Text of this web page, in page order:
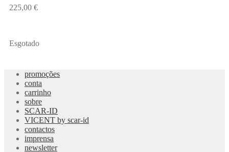
225,00 €
Esgotado
promoções
conta
carrinho
sobre
SCAR-ID
VICENT by scar-id
contactos
imprensa
newsletter